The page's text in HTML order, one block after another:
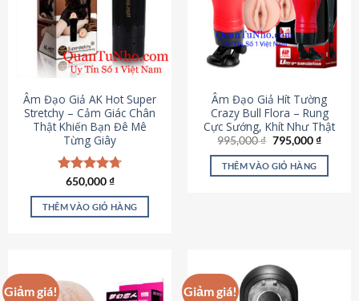
Âm Đạo Giả AK Hot Super
Stretchy – Cảm Giác Chân
Thật Khiến Bạn Đê Mê
Từng Giây
Được xếp
hạng4.75
5 sao
650,000₫
THÊM VÀO GIỎ HÀNG
Âm Đạo Giả Hít Tường
Crazy Bull Flora – Rung
Cực Sướng, Khít Như Thật
995,000₫ Giá
là:
995,000 ₫.
795,000₫Giá
tại
THÊM VÀO GIỎ HÀNG
Giảm giá! Giảm giá!